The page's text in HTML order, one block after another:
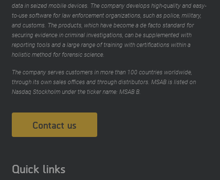
data in seized mobile devices. The company develops high-quality and easy-
to-use software for law enforcement organizations, such as police, military,
and customs. The products, which have become a de facto standard for
securing evidence in criminal investigations, can be supplemented with
reporting tools and a large range of training with certifications within a
holistic method for forensic science.
The company serves customers in more than 100 countries worldwide,
through its own sales offices and through distributors. MSAB is listed on
Nasdaq Stockholm under the ticker name: MSAB B.
Contact us
Quick links